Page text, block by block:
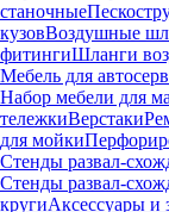
станочные
кузовВоздушные
фитингиШланги
Мебель для
Набор мебели для
тележкиВерстаки
для мойки
Стенды развал-
Стенды развал-
кругиАксессуары и